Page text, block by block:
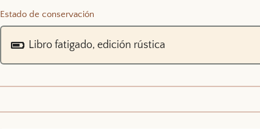
Estado de conservación